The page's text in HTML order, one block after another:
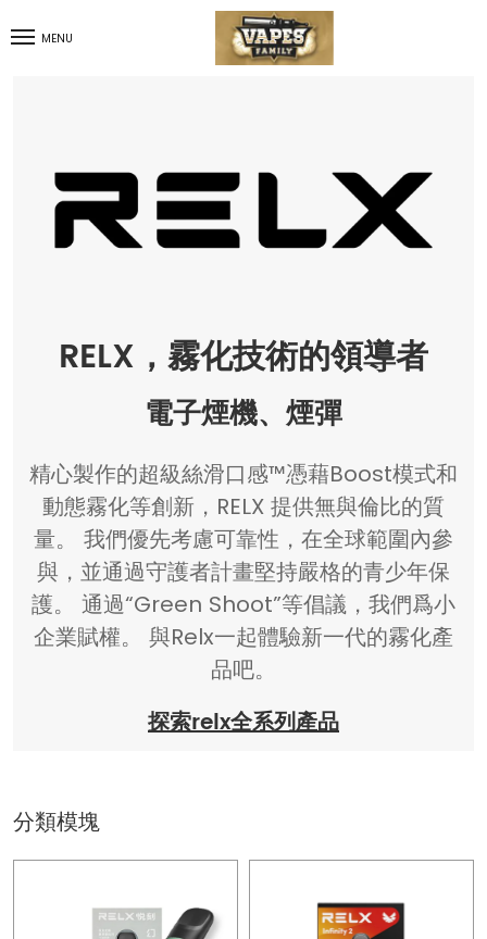
MENU
RELX，霧化技術的領導者
電子煙機、煙彈
精心製作的超級絲滑口感™憑藉Boost模式和
動態霧化等創新，RELX 提供無與倫比的質
量。 我們優先考慮可靠性，在全球範圍內參
與，並通過守護者計畫堅持嚴格的青少年保
護。 通過“Green Shoot”等倡議，我們爲小
企業賦權。 與Relx一起體驗新一代的霧化產
品吧。
探索relx全系列產品
分類模塊